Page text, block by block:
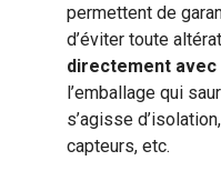
permettent de
d’éviter toute
directement avec
l’emballage qui
s’agisse
capteurs, etc.